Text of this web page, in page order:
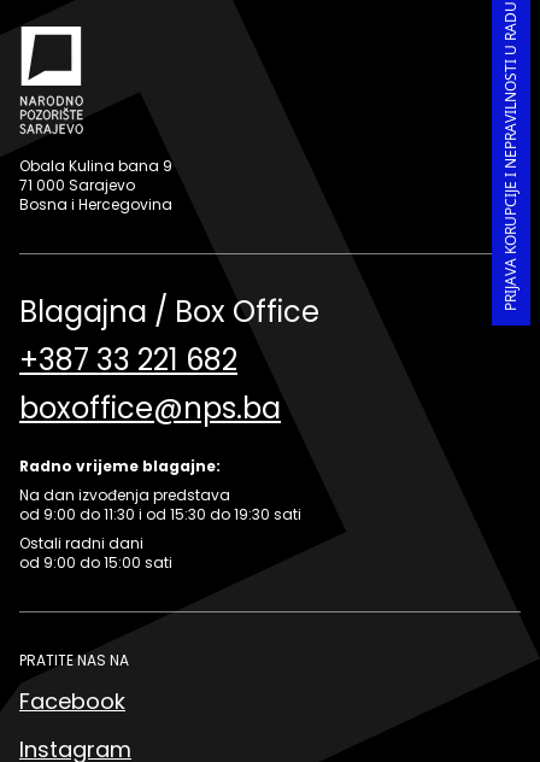
PRIJAVA KORUPCIJE I NEPRAVILNOSTI U RADU
Obala Kulina bana 9
71 000 Sarajevo
Bosna i Hercegovina
Blagajna / Box Office
+387 33 221 682
boxoffice@nps.ba
Radno vrijeme blagajne:
Na dan izvođenja predstava
od 9:00 do 11:30 i od 15:30 do 19:30 sati
Ostali radni dani
od 9:00 do 15:00 sati
PRATITE NAS NA
Facebook
Instagram